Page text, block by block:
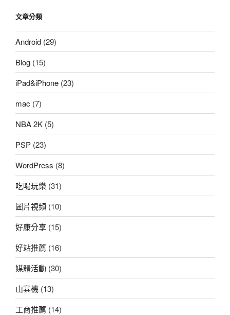
文章分類
Android (29)
Blog (15)
iPad&iPhone (23)
mac (7)
NBA 2K (5)
PSP (23)
WordPress (8)
吃喝玩樂 (31)
圖片視頻 (10)
好康分享 (15)
好站推薦 (16)
媒體活動 (30)
山寨機 (13)
工商推薦 (14)